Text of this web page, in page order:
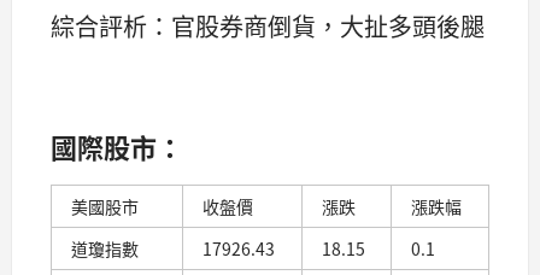
綜合評析：官股券商倒貨，大扯多頭後腿
國際股市：
美國股市 收盤價 漲跌
漲跌幅
道瓊指數
17926.43 18.15
0.1